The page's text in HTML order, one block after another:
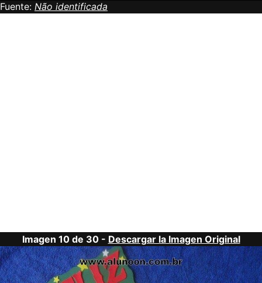
Fuente: Não identificada
Imagen 10 de 30 - Descargar la Imagen Original